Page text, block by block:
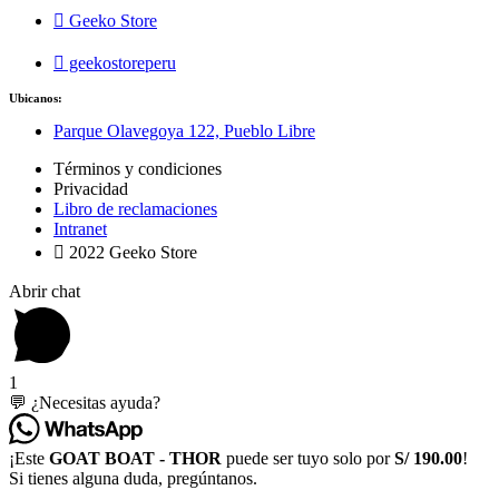
Geeko Store
geekostoreperu
Ubicanos:
Parque Olavegoya 122, Pueblo Libre
Términos y condiciones
Privacidad
Libro de reclamaciones
Intranet
2022 Geeko Store
Abrir chat
1
💬 ¿Necesitas ayuda?
¡Este GOAT BOAT - THOR puede ser tuyo solo porS/ 190.00!
Si tienes alguna duda, pregúntanos.